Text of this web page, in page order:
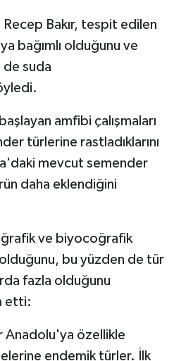
Bakır, tespit edilen
bağımlı olduğunu ve
de suda
amfibi çalışmaları
türlerine rastladıklarını
mevcut semender
daha eklendiğini
ve biyocoğrafik
bu yüzden de tür
fazla olduğunu
etti:
özellikle
endemik türler. İlk